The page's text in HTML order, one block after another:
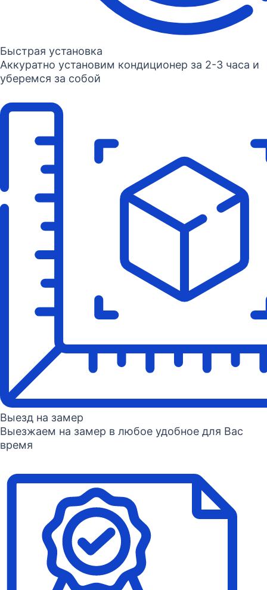
Быстрая установка
Аккуратно установим кондиционер за 2-3 часа и
уберемся за собой
Выезд на замер
Выезжаем на замер в любое удобное для Вас
время